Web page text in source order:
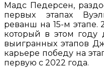
Мадс Педерсен,
первых этапах
реванш на 15-м этапе.
который в этом году
выигранных этапов
карьере победу на
первую с 2022 года.